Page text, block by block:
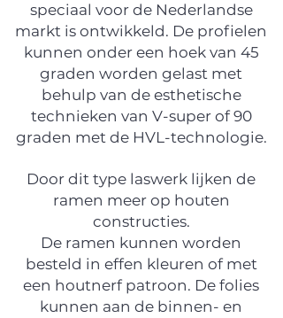
speciaal voor de Nederlandse
markt is ontwikkeld. De profielen
kunnen onder een hoek van 45
graden worden gelast met
behulp van de esthetische
technieken van V-super of 90
graden met de HVL-technologie.
Door dit type laswerk lijken de
ramen meer op houten
constructies.
De ramen kunnen worden
besteld in effen kleuren of met
een houtnerf patroon. De folies
kunnen aan de binnen- en